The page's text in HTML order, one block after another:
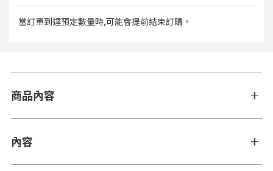
當訂單到達預定數量時,可能會提前結束訂購。
商品內容
內容